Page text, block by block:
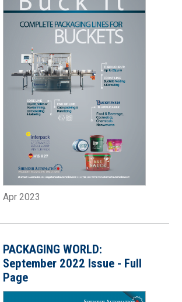
Apr 2023
PACKAGING WORLD:
September 2022 Issue - Full
Page